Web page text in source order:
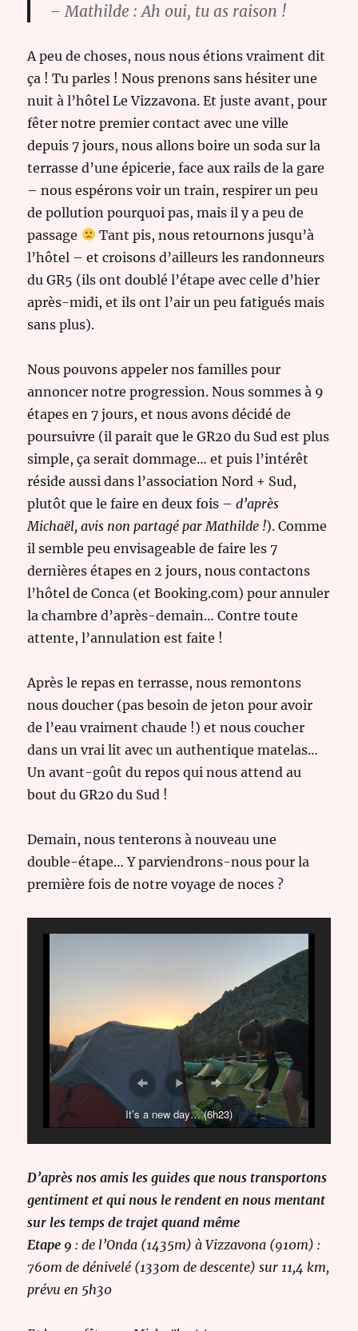
– Mathilde : Ah oui, tu as raison !
A peu de choses, nous nous étions vraiment dit
ça ! Tu parles ! Nous prenons sans hésiter une
nuit à l’hôtel Le Vizzavona. Et juste avant, pour
fêter notre premier contact avec une ville
depuis 7 jours, nous allons boire un soda sur la
terrasse d’une épicerie, face aux rails de la gare
– nous espérons voir un train, respirer un peu
de pollution pourquoi pas, mais il y a peu de
passage
Tant pis, nous retournons jusqu’à
l’hôtel – et croisons d’ailleurs les randonneurs
du GR5 (ils ont doublé l’étape avec celle d’hier
après-midi, et ils ont l’air un peu fatigués mais
sans plus).
Nous pouvons appeler nos familles pour
annoncer notre progression. Nous sommes à 9
étapes en 7 jours, et nous avons décidé de
poursuivre (il parait que le GR20 du Sud est plus
simple, ça serait dommage… et puis l’intérêt
réside aussi dans l’association Nord + Sud,
plutôt que le faire en deux fois –d’après
Michaël, avis non partagé par Mathilde !). Comme
il semble peu envisageable de faire les 7
dernières étapes en 2 jours, nous contactons
l’hôtel de Conca (et Booking.com) pour annuler
la chambre d’après-demain… Contre toute
attente, l’annulation est faite !
Après le repas en terrasse, nous remontons
nous doucher (pas besoin de jeton pour avoir
de l’eau vraiment chaude !) et nous coucher
dans un vrai lit avec un authentique matelas…
Un avant-goût du repos qui nous attend au
bout du GR20 du Sud !
Demain, nous tenterons à nouveau une
double-étape… Y parviendrons-nous pour la
première fois de notre voyage de noces ?
It’s a new day… (6h23)
D’après nos amis les guides que nous transportons
gentiment et qui nous le rendent en nous mentant
sur les temps de trajet quand même
Etape 9: de l’Onda (1435m) à Vizzavona (910m) :
760m de dénivelé (1330m de descente) sur 11,4 km,
prévu en 5h30